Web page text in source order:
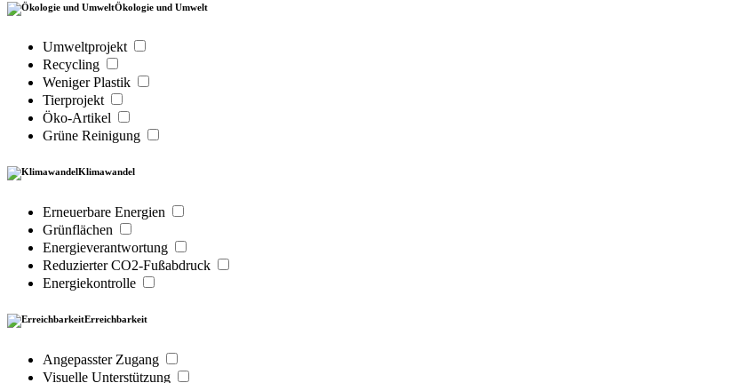
Ökologie und Umwelt
Umweltprojekt
Recycling
Weniger Plastik
Tierprojekt
Öko-Artikel
Grüne Reinigung
Klimawandel
Erneuerbare Energien
Grünflächen
Energieverantwortung
Reduzierter CO2-Fußabdruck
Energiekontrolle
Erreichbarkeit
Angepasster Zugang
Visuelle Unterstützung